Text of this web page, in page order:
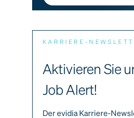
KARRIERE-
Aktivieren Sie
Job Alert!
Der evidia Karriere-